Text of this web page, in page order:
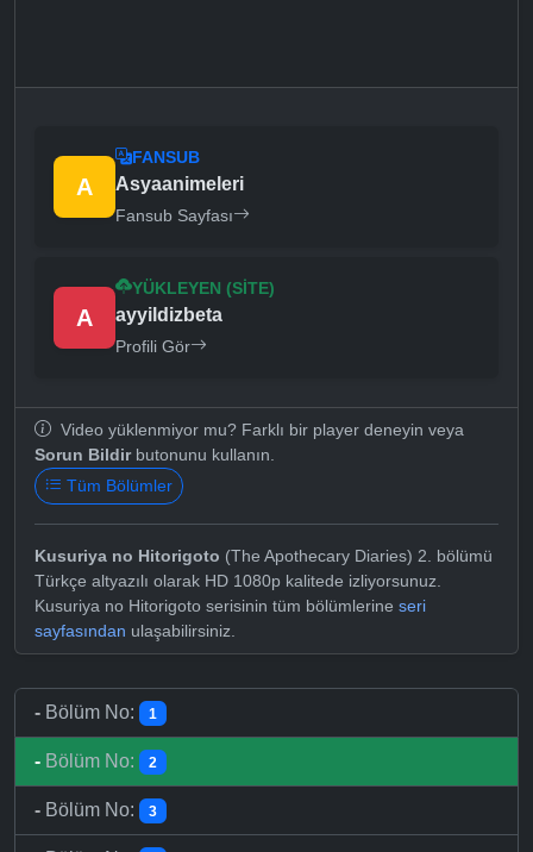
A
FANSUB
Asyaanimeleri
Fansub Sayfası
A
YÜKLEYEN (SITE)
ayyildizbeta
Profili Gör
Video yüklenmiyor mu? Farklı bir player deneyin veya
Sorun Bildirbutonunu kullanın.
Tüm Bölümler
Kusuriya no Hitorigoto (The Apothecary Diaries) 2. bölümü
Türkçe altyazılı olarak HD 1080p kalitede izliyorsunuz.
Kusuriya no Hitorigoto serisinin tüm bölümlerine seri
sayfasından ulaşabilirsiniz.
- Bölüm No: 1
- Bölüm No: 2
- Bölüm No: 3